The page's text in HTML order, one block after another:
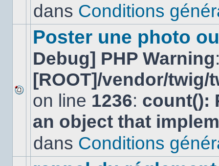
dansdans Conditions
Aucun
nouveau
message
non-
dans
Poster une photo
Debug] PHP Warning
[ROOT]/vendor/
on line 1236: count():
an object that
dans Conditions